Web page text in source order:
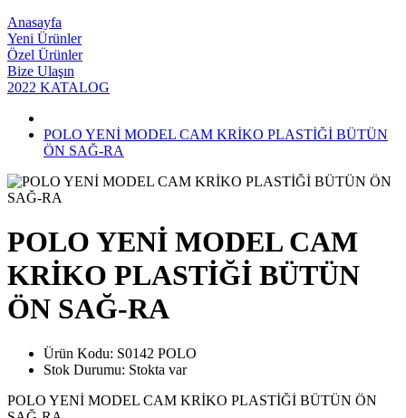
Anasayfa
Yeni Ürünler
Özel Ürünler
Bize Ulaşın
2022 KATALOG
POLO YENİ MODEL CAM KRİKO PLASTİĞİ BÜTÜN
ÖN SAĞ-RA
POLO YENİ MODEL CAM
KRİKO PLASTİĞİ BÜTÜN
ÖN SAĞ-RA
Ürün Kodu: S0142 POLO
Stok Durumu: Stokta var
POLO YENİ MODEL CAM KRİKO PLASTİĞİ BÜTÜN ÖN